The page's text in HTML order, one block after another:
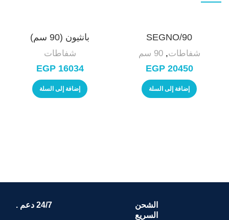
SEGNO/90
شفاطات,90 سم
EGP20450
إضافة إلى السلة
بانثيون (90 سم)
شفاطات
EGP16034
إضافة إلى السلة
الشحن
السريع
24/7 دعم .